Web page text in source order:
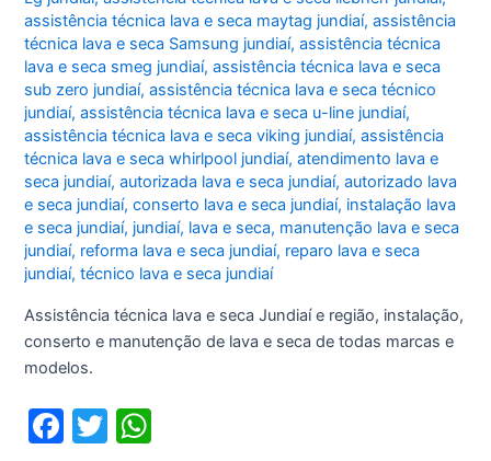
assistência técnica lava e seca maytag jundiaí,assistência
técnica lava e seca Samsung jundiaí,assistência técnica
lava e seca smeg jundiaí,assistência técnica lava e seca
sub zero jundiaí,assistência técnica lava e seca técnico
jundiaí,assistência técnica lava e seca u-line jundiaí,
assistência técnica lava e seca viking jundiaí,assistência
técnica lava e seca whirlpool jundiaí,atendimento lava e
seca jundiaí,autorizada lava e seca jundiaí,autorizado lava
e seca jundiaí,conserto lava e seca jundiaí, instalação lava
e seca jundiaí, jundiaí, lava e seca, manutenção lava e seca
jundiaí, reforma lava e seca jundiaí, reparo lava e seca
jundiaí,técnico lava e seca jundiaí
Assistência técnica lava e seca Jundiaí e região, instalação,
conserto e manutenção de lava e seca de todas marcas e
modelos.
F
T